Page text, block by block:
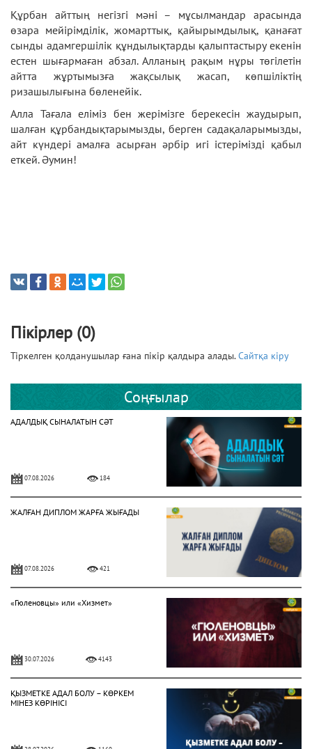
Құрбан айттың негізгі мәні – мұсылмандар арасында
өзара мейірімділік, жомарттық, қайырымдылық, қанағат
сынды адамгершілік құндылықтарды қалыптастыру екенін
естен шығармаған абзал. Алланың рақым нұры төгілетін
айтта жұртымызға жақсылық жасап, көпшіліктің
ризашылығына бөленейік.
Алла Тағала еліміз бен жерімізге берекесін жаудырып,
шалған құрбандықтарымызды, берген садақаларымызды,
айт күндері амалға асырған әрбір игі істерімізді қабыл
еткей. Әумин!
Пікірлер (0)
Тіркелген қолданушылар ғана пікір қалдыра алады.Сайтқа кіру
Соңғылар
АДАЛДЫҚ СЫНАЛАТЫН СӘТ
07.08.2026 184
ЖАЛҒАН ДИПЛОМ ЖАРҒА ЖЫҒАДЫ
07.08.2026 421
«Гюленовцы» или «Хизмет»
30.07.2026 4143
ҚЫЗМЕТКЕ АДАЛ БОЛУ – КӨРКЕМ
МІНЕЗ КӨРІНІСІ